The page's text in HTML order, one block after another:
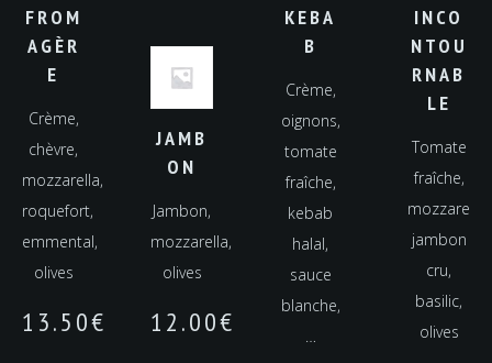
FROM
AGÈR
E
Crème,
chèvre,
mozzarella,
roquefort,
emmental,
olives
13.50€
INCO
NTOU
RNAB
LE
Tomate
fraîche,
mozzarella,
jambon
cru,
basilic,
olives
JAMB
ON
Jambon,
mozzarella,
olives
12.00€
KEBA
B
Crème,
oignons,
tomate
fraîche,
kebab
halal,
sauce
blanche,
…